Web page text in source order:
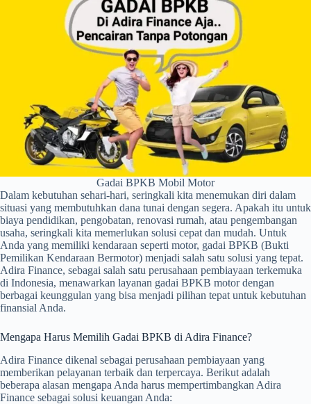
Gadai BPKB Mobil Motor
Dalam kebutuhan sehari-hari, seringkali kita menemukan diri dalam
situasi yang membutuhkan dana tunai dengan segera. Apakah itu untuk
biaya pendidikan, pengobatan, renovasi rumah, atau pengembangan
usaha, seringkali kita memerlukan solusi cepat dan mudah. Untuk
Anda yang memiliki kendaraan seperti motor, gadai BPKB (Bukti
Pemilikan Kendaraan Bermotor) menjadi salah satu solusi yang tepat.
Adira Finance, sebagai salah satu perusahaan pembiayaan terkemuka
di Indonesia, menawarkan layanan gadai BPKB motor dengan
berbagai keunggulan yang bisa menjadi pilihan tepat untuk kebutuhan
finansial Anda.
Mengapa Harus Memilih Gadai BPKB di Adira Finance?
Adira Finance dikenal sebagai perusahaan pembiayaan yang
memberikan pelayanan terbaik dan terpercaya. Berikut adalah
beberapa alasan mengapa Anda harus mempertimbangkan Adira
Finance sebagai solusi keuangan Anda: